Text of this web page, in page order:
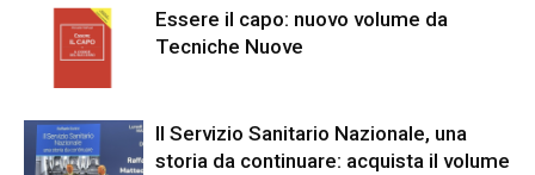
Essere il capo: nuovo volume da
Tecniche Nuove
Il Servizio Sanitario Nazionale, una
storia da continuare: acquista il volume